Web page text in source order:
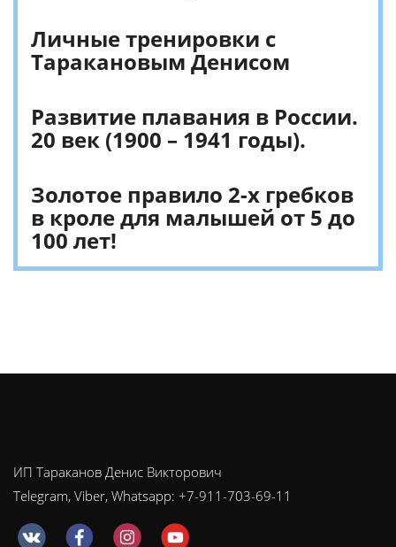
Личные тренировки с
Таракановым Денисом
Развитие плавания в России.
20 век (1900 – 1941 годы).
Золотое правило 2-х гребков
в кроле для малышей от 5 до
100 лет!
ИП Тараканов Денис Викторович
Telegram, Viber, Whatsapp: +7-911-703-69-11